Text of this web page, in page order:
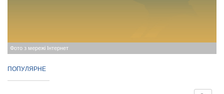
Фото з мережі Інтернет
ПОПУЛЯРНЕ